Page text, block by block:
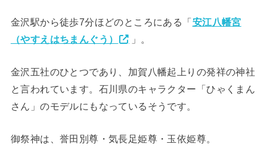
金沢駅から徒歩7分ほどのところにある「安江八幡宮
（やすえはちまんぐう）
」。
金沢五社のひとつであり、加賀八幡起上りの発祥の神社
と言われています。石川県のキャラクター「ひゃくまん
さん」のモデルにもなっているそうです。
御祭神は、誉田別尊・気長足姫尊・玉依姫尊。